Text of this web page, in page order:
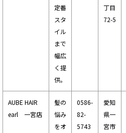
定番
スタ
イル
まで
幅広
く提
供。
丁目
72-5
AUBE HAIR
earl 一宮店
髪の
悩み
をオ
0586-
82-
5743
愛知
県一
宮市